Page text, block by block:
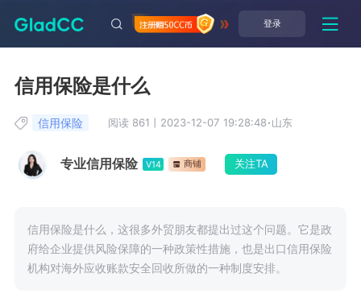
登录
信用保险是什么
专业信用保险 V14 商铺 关注TA
信用保险 阅读 861 2023-12-07 19:28:48·山东
信用保险是什么，这很多外贸朋友都提出过这个问题。它是政
府给企业提供风险保障的一种政策性措施，也是出口信用保险
机构对海外应收账款安全回收所做的一种制度安排。